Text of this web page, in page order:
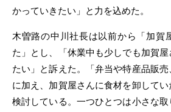
かっていきたい」と力を込めた。
木曽路の中川社長は以前から「加賀
た」とし、「休業中も少しでも加賀
たい」と訴えた。「弁当や特産品販
に加え、加賀屋さんに食材を卸して
検討している。一つひとつは小さな